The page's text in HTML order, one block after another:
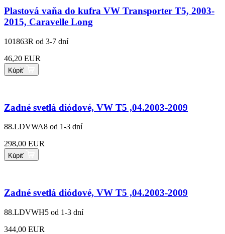
Plastová vaňa do kufra VW Transporter T5, 2003-
2015, Caravelle Long
101863R od 3-7 dní
46,20 EUR
Kúpiť
Zadné svetlá diódové, VW T5 ,04.2003-2009
88.LDVWA8 od 1-3 dní
298,00 EUR
Kúpiť
Zadné svetlá diódové, VW T5 ,04.2003-2009
88.LDVWH5 od 1-3 dní
344,00 EUR